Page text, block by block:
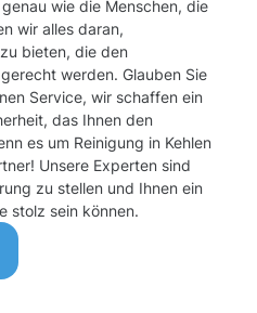
wie die Menschen, die
wir alles daran,
bieten, die den
werden. Glauben Sie
Service, wir schaffen ein
das Ihnen den
es um Reinigung in Kehlen
Unsere Experten sind
zu stellen und Ihnen ein
stolz sein können.